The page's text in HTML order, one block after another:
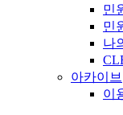
민
민
나
아카이브
이